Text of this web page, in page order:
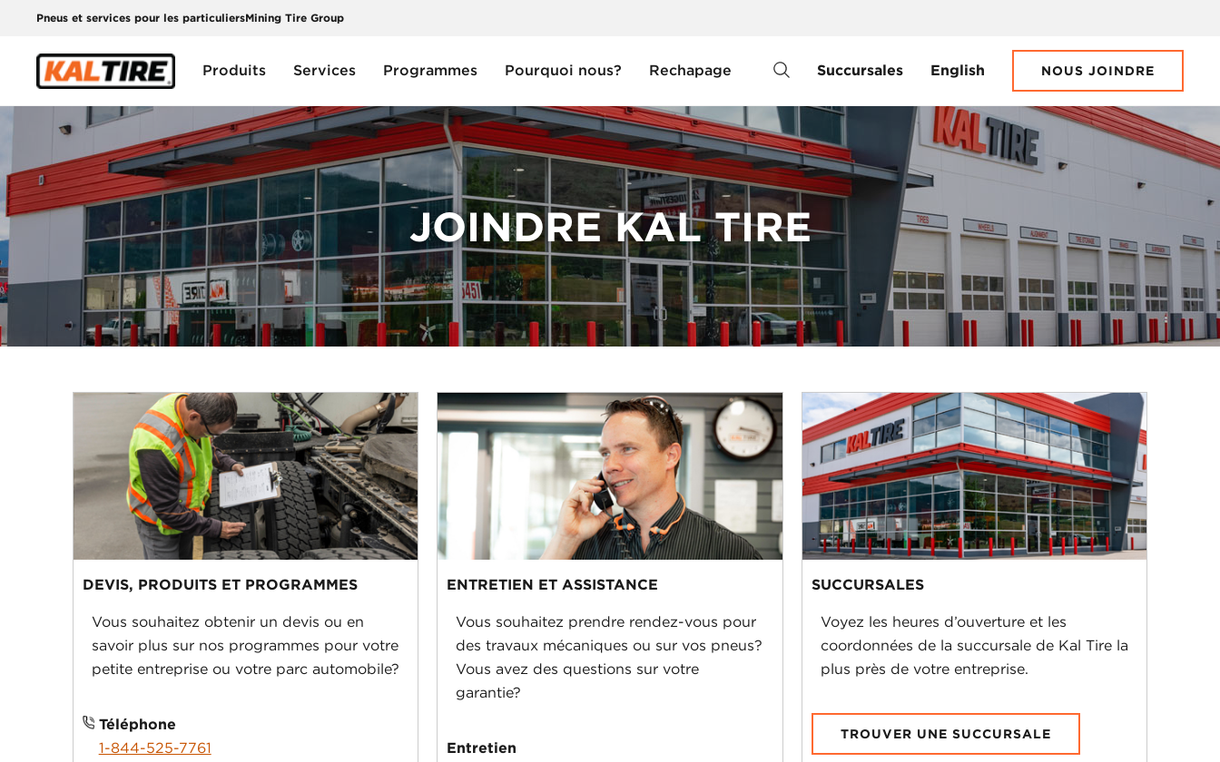
Pneus et services pour les particuliersMining Tire Group
Produits Services Programmes Pourquoi nous? Rechapage Succursales English NOUS JOINDRE
JOINDRE KAL TIRE
DEVIS, PRODUITS ET PROGRAMMES
Vous souhaitez obtenir un devis ou en
savoir plus sur nos programmes pour votre
petite entreprise ou votre parc automobile?
Téléphone
1-844-525-7761
ENTRETIEN ET ASSISTANCE
Vous souhaitez prendre rendez-vous pour
des travaux mécaniques ou sur vos pneus?
Vous avez des questions sur votre
garantie?
Entretien
SUCCURSALES
Voyez les heures d’ouverture et les
coordonnées de la succursale de Kal Tire la
plus près de votre entreprise.
TROUVER UNE SUCCURSALE